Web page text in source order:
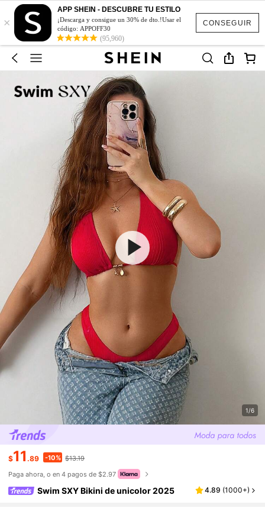
CONSEGUIR
×
APP SHEIN - DESCUBRE TU ESTILO
¡Descarga y consigue un 30% de dto.!Usar el
código: APPOFF30
(95,960)
1/6
$11 .89 -10% $13.19
Paga ahora, o en 4 pagos de $2.97
Swim SXY Bikini de unicolor 2025 4.89 (1000+)